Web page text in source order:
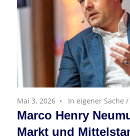
Mai 3, 2026 In eigener Sache /
Marco Henry
Markt und